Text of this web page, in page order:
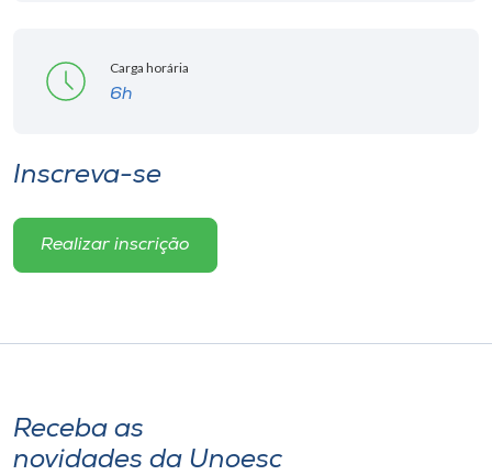
Carga horária
6h
Inscreva-se
Realizar inscrição
Receba as
novidades da Unoesc